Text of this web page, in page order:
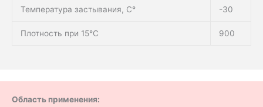
Температура застывания, С° -30
Плотность при 15°C 900
Область применения: